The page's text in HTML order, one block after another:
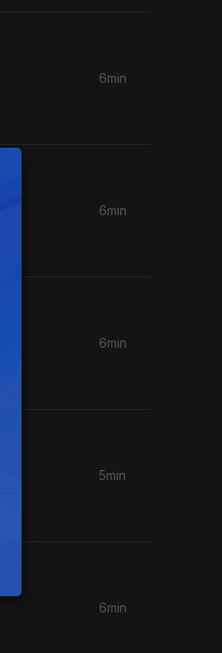
6min
6min
6min
5min
6min